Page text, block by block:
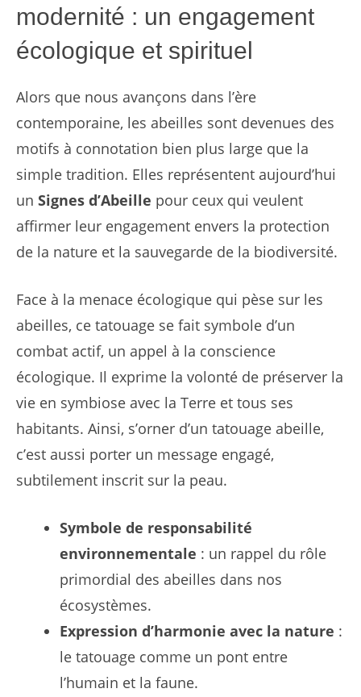
modernité : un engagement
écologique et spirituel
Alors que nous avançons dans l’ère
contemporaine, les abeilles sont devenues des
motifs à connotation bien plus large que la
simple tradition. Elles représentent aujourd’hui
un Signes d’Abeille pour ceux qui veulent
affirmer leur engagement envers la protection
de la nature et la sauvegarde de la biodiversité.
Face à la menace écologique qui pèse sur les
abeilles, ce tatouage se fait symbole d’un
combat actif, un appel à la conscience
écologique. Il exprime la volonté de préserver la
vie en symbiose avec la Terre et tous ses
habitants. Ainsi, s’orner d’un tatouage abeille,
c’est aussi porter un message engagé,
subtilement inscrit sur la peau.
Symbole de responsabilité
environnementale : un rappel du rôle
primordial des abeilles dans nos
écosystèmes.
Expression d’harmonie avec la nature :
le tatouage comme un pont entre
l’humain et la faune.